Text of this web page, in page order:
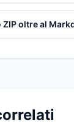
ZIP oltre al